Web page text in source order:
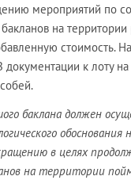
мероприятий по
на
стоимость.
к лоту
баклана должен
в целях
на территории